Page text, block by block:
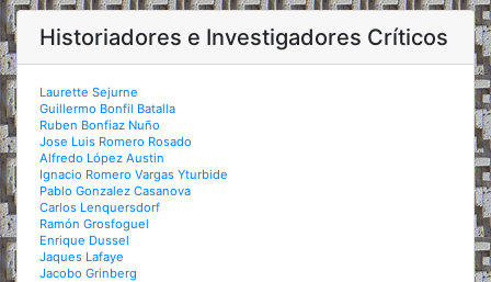
Historiadores e Investigadores Críticos
Laurette Sejurne
Guillermo Bonfil Batalla
Ruben Bonfiaz Nuño
Jose Luis Romero Rosado
Alfredo López Austin
Ignacio Romero Vargas Yturbide
Pablo Gonzalez Casanova
Carlos Lenquersdorf
Ramón Grosfoguel
Enrique Dussel
Jaques Lafaye
Jacobo Grinberg